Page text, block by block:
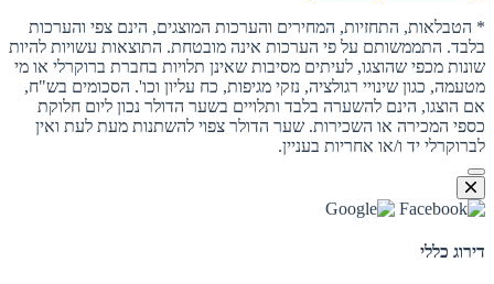
* הטבלאות, התחזיות, המחירים והערכות המוצגים, הינם צפי והערכות
בלבד. התממשותם על פי הערכות אינה מובטחת. התוצאות עשויות להיות
שונות מכפי שהוצגו, לעיתים מסיבות שאינן תלויות בחברת ברוקרלי או מי
מטעמה, כגון שינויי רגולציה, נזקי מגיפות, כח עליון וכו'. הסכומים בש"ח,
אם הוצגו, הינם להשערה בלבד ותלויים בשער הדולר נכון ליום חלוקת
כספי המכירה או השכירות. שער הדולר צפוי להשתנות מעת לעת ואין
לברוקרלי יד ו/או אחריות בעניין.
דירוג כללי